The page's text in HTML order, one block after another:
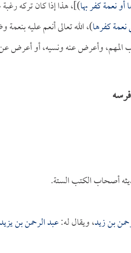
نعمة كفر بها)]، هذا إذا كان تركه رغبة
نعمة كفرها)، الله تعالى أنعم عليه
وأعرض عنه ونسيه، أو أعرض عن
أصحاب الكتب الستة.
بن زيد، ويقال له:عبد الرحمن بن يزيد